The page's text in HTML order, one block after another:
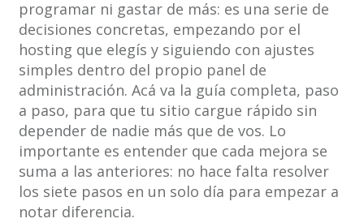
programar ni gastar de más: es una serie de
decisiones concretas, empezando por el
hosting que elegís y siguiendo con ajustes
simples dentro del propio panel de
administración. Acá va la guía completa, paso
a paso, para que tu sitio cargue rápido sin
depender de nadie más que de vos. Lo
importante es entender que cada mejora se
suma a las anteriores: no hace falta resolver
los siete pasos en un solo día para empezar a
notar diferencia.